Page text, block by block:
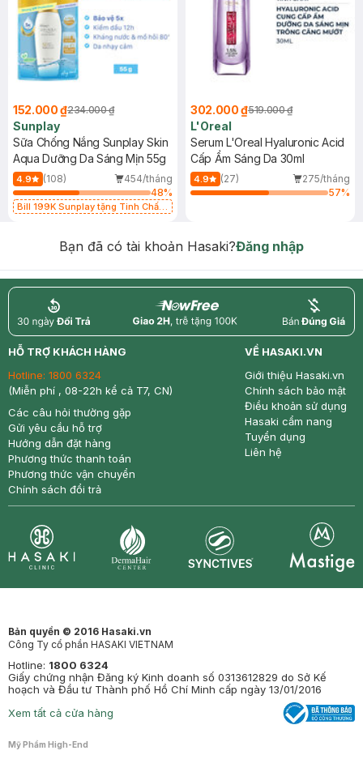
152.000 ₫234.000 ₫
Sunplay
Sữa Chống Nắng Sunplay Skin
Aqua Dưỡng Da Sáng Mịn 55g
4.9 (108)
454/tháng
48%
Bill 199K Sunplay tặng Tinh Chất
302.000 ₫519.000 ₫
L'Oreal
Serum L'Oreal Hyaluronic Acid
Cấp Ẩm Sáng Da 30ml
4.9 (27)
275/tháng
57%
Bạn đã có tài khoản Hasaki?Đăng nhập
return nowfree price
HỖ TRỢ KHÁCH HÀNG
Hotline: 1800 6324
(Miễn phí , 08-22h kể cả T7, CN)
Các câu hỏi thường gặp
Gửi yêu cầu hỗ trợ
Hướng dẫn đặt hàng
Phương thức thanh toán
Phương thức vận chuyển
Chính sách đổi trả
VỀ HASAKI.VN
Giới thiệu Hasaki.vn
Chính sách bảo mật
Điều khoản sử dụng
Hasaki cẩm nang
Tuyển dụng
Liên hệ
Bản quyền © 2016 Hasaki.vn
Công Ty cổ phần HASAKI VIETNAM
Hotline: 1800 6324
Giấy chứng nhận Đăng ký Kinh doanh số 0313612829 do Sở Kế
hoạch và Đầu tư Thành phố Hồ Chí Minh cấp ngày 13/01/2016
Xem tất cả cửa hàng
Mỹ Phẩm High-End